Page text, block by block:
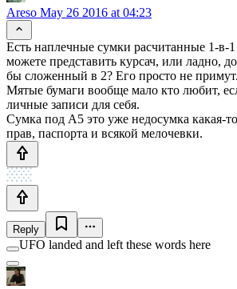
Areso May 26 2016 at 04:23
Есть наплечные сумки расчитанные 1-в-
можете представить курсач, или ладно,
бы сложенный в 2? Его просто не примут.
Мятые бумаги вообще мало кто любит,
личные записи для себя.
Сумка под А5 это уже недосумка какая-
прав, паспорта и всякой мелочевки.
Reply
UFO landed and left these words here